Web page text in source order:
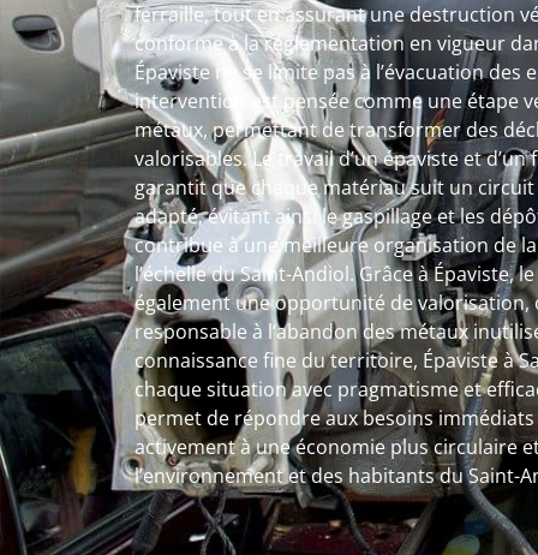
ferraille, tout en assurant une destruction
conforme à la réglementation en vigueur
Épaviste ne se limite pas à l’évacuation des
intervention est pensée comme une étape
métaux, permettant de transformer des
valorisables. Le travail d’un épaviste et
garantit que chaque matériau suit un
adapté, évitant ainsi le gaspillage et les
contribue à une meilleure organisation de
l’échelle du Saint-Andiol. Grâce à Épaviste,
également une opportunité de
responsable à l’abandon des métaux
connaissance fine du territoire, Épaviste à
chaque situation avec pragmatisme et
permet de répondre aux besoins
activement à une économie plus circulaire
l’environnement et des habitants du Saint-